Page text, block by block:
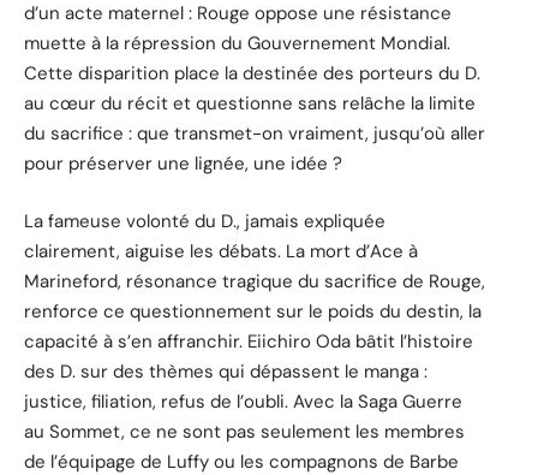
d’un acte maternel : Rouge oppose une résistance
muette à la répression du Gouvernement Mondial.
Cette disparition place la destinée des porteurs du D.
au cœur du récit et questionne sans relâche la limite
du sacrifice : que transmet-on vraiment, jusqu’où aller
pour préserver une lignée, une idée ?
La fameuse volonté du D., jamais expliquée
clairement, aiguise les débats. La mort d’Ace à
Marineford, résonance tragique du sacrifice de Rouge,
renforce ce questionnement sur le poids du destin, la
capacité à s’en affranchir. Eiichiro Oda bâtit l’histoire
des D. sur des thèmes qui dépassent le manga :
justice, filiation, refus de l’oubli. Avec la Saga Guerre
au Sommet, ce ne sont pas seulement les membres
de l’équipage de Luffy ou les compagnons de Barbe